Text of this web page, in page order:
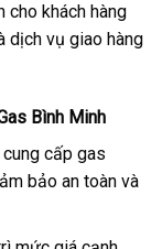
cho khách hàng
dịch vụ giao hàng
Bình Minh
cấp gas
bảo an toàn và